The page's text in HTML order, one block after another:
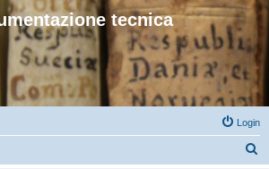
tecnica
Login